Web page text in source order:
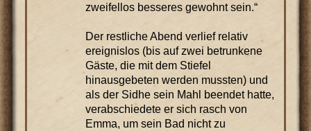
zweifellos besseres gewohnt sein.“
Der restliche Abend verlief relativ
ereignislos (bis auf zwei betrunkene
Gäste, die mit dem Stiefel
hinausgebeten werden mussten) und
als der Sidhe sein Mahl beendet hatte,
verabschiedete er sich rasch von
Emma, um sein Bad nicht zu